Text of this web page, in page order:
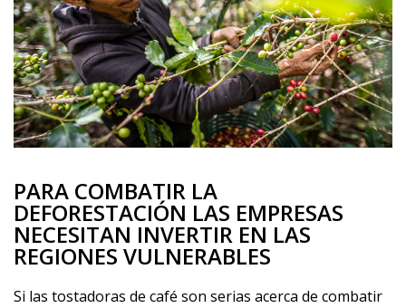
PARA COMBATIR LA
DEFORESTACIÓN LAS EMPRESAS
NECESITAN INVERTIR EN LAS
REGIONES VULNERABLES
Si las tostadoras de café son serias acerca de combatir